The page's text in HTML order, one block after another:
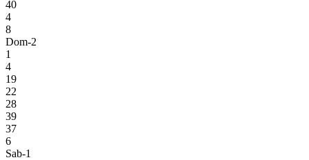
40
4
8
Dom-2
1
4
19
22
28
39
37
6
Sab-1